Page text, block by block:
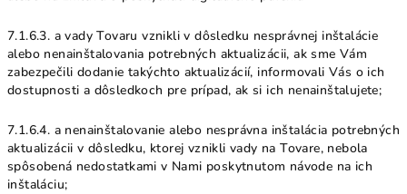
7.1.6.3. a vady Tovaru vznikli v dôsledku nesprávnej inštalácie
alebo nenainštalovania potrebných aktualizácii, ak sme Vám
zabezpečili dodanie takýchto aktualizácií, informovali Vás o ich
dostupnosti a dôsledkoch pre prípad, ak si ich nenainštalujete;
7.1.6.4. a nenainštalovanie alebo nesprávna inštalácia potrebných
aktualizácii v dôsledku, ktorej vznikli vady na Tovare, nebola
spôsobená nedostatkami v Nami poskytnutom návode na ich
inštaláciu;